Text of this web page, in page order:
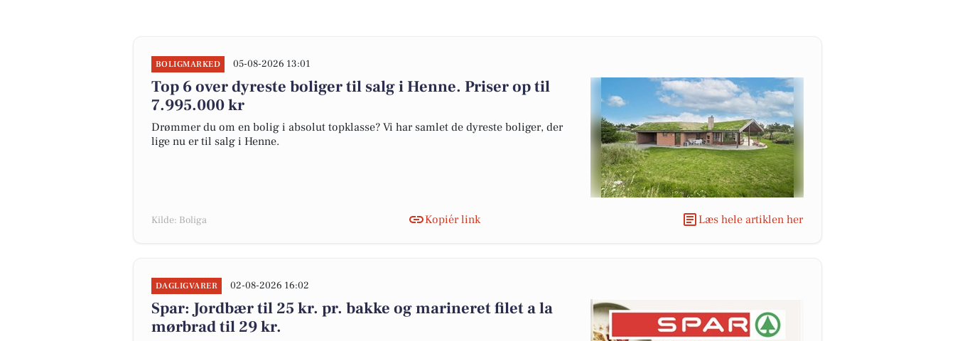
BOLIGMARKED 05-08-2026 13:01
Top 6 over dyreste boliger til salg i Henne. Priser op til
7.995.000 kr
Drømmer du om en bolig i absolut topklasse? Vi har samlet de dyreste boliger, der
lige nu er til salg i Henne.
Kilde: Boliga Kopiér link Læs hele artiklen her
DAGLIGVARER 02-08-2026 16:02
Spar: Jordbær til 25 kr. pr. bakke og marineret filet a la
mørbrad til 29 kr.